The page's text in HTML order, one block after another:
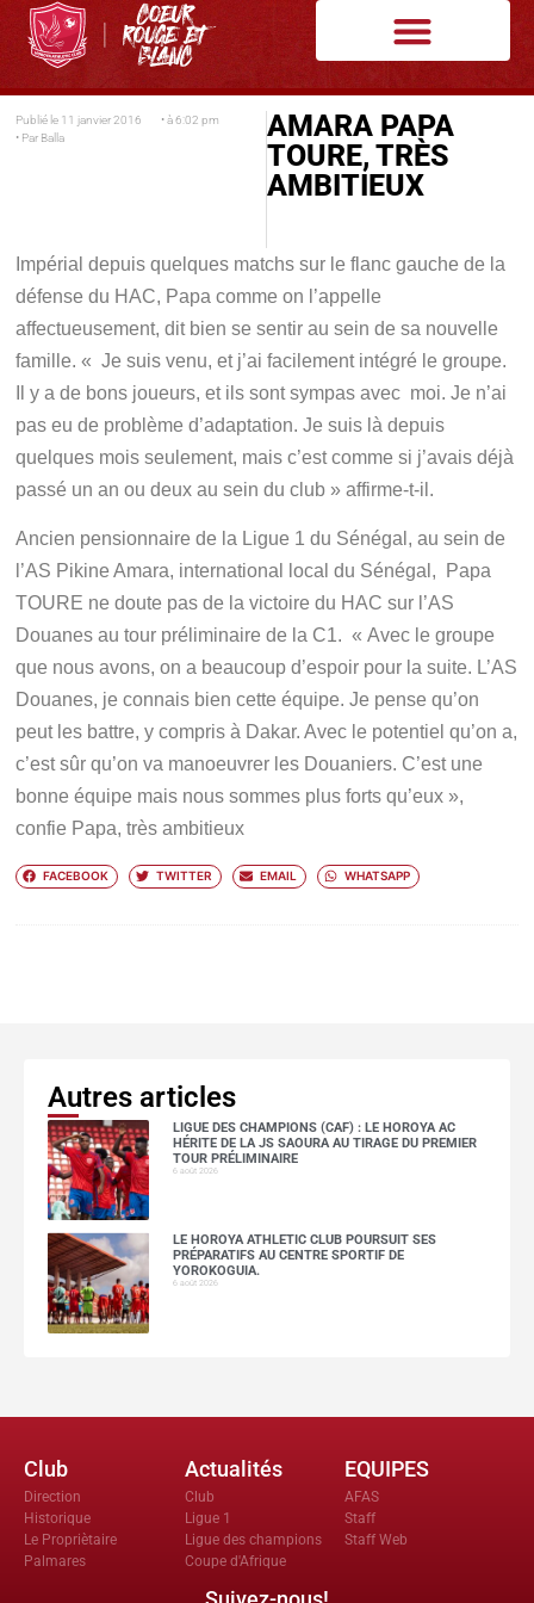
Publié le 11 janvier 2016 • à 6:02 pm
• Par Balla
AMARA PAPA
TOURE, TRÈS
AMBITIEUX
Impérial depuis quelques matchs sur le flanc gauche de la
défense du HAC, Papa comme on l’appelle
affectueusement, dit bien se sentir au sein de sa nouvelle
famille.« Je suis venu, et j’ai facilement intégré le groupe.
Il y a de bons joueurs, et ils sont sympas avec moi. Je n’ai
pas eu de problème d’adaptation. Je suis là depuis
quelques mois seulement, mais c’est comme si j’avais déjà
passé un an ou deux au sein du club » affirme-t-il.
Ancien pensionnaire de la Ligue 1 du Sénégal, au sein de
l’AS Pikine Amara, international local du Sénégal, Papa
TOURE ne doute pas de la victoire du HAC sur l’AS
Douanes au tour préliminaire de la C1.« Avec le groupe
que nous avons, on a beaucoup d’espoir pour la suite. L’AS
Douanes, je connais bien cette équipe. Je pense qu’on
peut les battre, y compris à Dakar. Avec le potentiel qu’on a,
c’est sûr qu’on va manoeuvrer les Douaniers. C’est une
bonne équipe mais nous sommes plus forts qu’eux »,
confie Papa, très ambitieux
FACEBOOK TWITTER EMAIL WHATSAPP
Autres articles
LIGUE DES CHAMPIONS (CAF) : LE HOROYA AC
HÉRITE DE LA JS SAOURA AU TIRAGE DU PREMIER
TOUR PRÉLIMINAIRE
6 août 2026
LE HOROYA ATHLETIC CLUB POURSUIT SES
PRÉPARATIFS AU CENTRE SPORTIF DE
YOROKOGUIA.
6 août 2026
Club
Direction
Historique
Le Propriètaire
Palmares
Actualités
Club
Ligue 1
Ligue des champions
Coupe d'Afrique
EQUIPES
AFAS
Staff
Staff Web